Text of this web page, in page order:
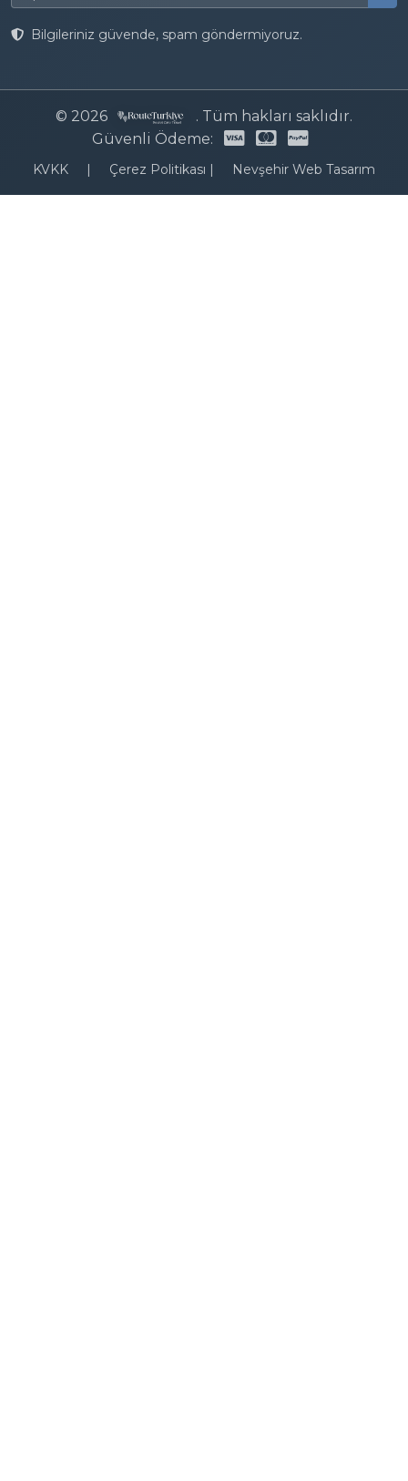
Bilgileriniz güvende, spam göndermiyoruz.
© 2026
. Tüm hakları saklıdır.
Güvenli Ödeme:
KVKK | Çerez Politikası | Nevşehir Web Tasarım